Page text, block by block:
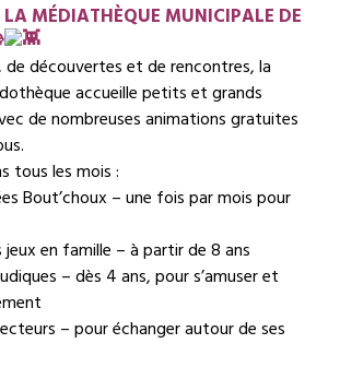
MÉDIATHÈQUE MUNICIPALE DE
de découvertes et de rencontres, la
accueille petits et grands
de nombreuses animations gratuites
tous les mois :
Bout’choux – une fois par mois pour
jeux en famille – à partir de 8 ans
– dès 4 ans, pour s’amuser et
– pour échanger autour de ses